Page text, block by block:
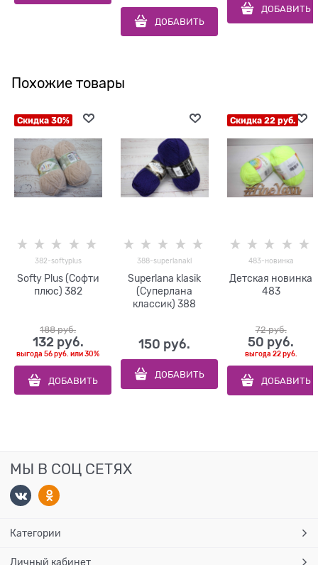
ДОБАВИТЬ
ДОБАВИТЬ
Похожие товары
Скидка 30%
382-softyplus
Softy Plus (Софти
плюс) 382
188 руб.
132 руб.
выгода56 руб. или30%
ДОБАВИТЬ
388-superlanakl
Superlana klasik
(Суперлана
классик) 388
150 руб.
ДОБАВИТЬ
Скидка 22 руб.
483-новинка
Детская новинка
483
72 руб.
50 руб.
выгода 22 руб.
ДОБАВИТЬ
МЫ В СОЦ СЕТЯХ
Категории
Личный кабинет